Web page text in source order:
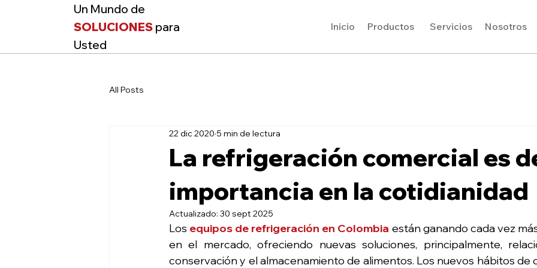
Un Mundo de
SOLUCIONES para
Usted
Inicio Productos Servicios Nosotros
All Posts
La refrigeración comercial es
importancia en la cotidianidad
22 dic 2020 5 min de lectura
Actualizado: 30 sept 2025
Los equipos de refrigeración en Colombia están ganando cada vez
en el mercado, ofreciendo nuevas soluciones, principalmente,
conservación y el almacenamiento de alimentos. Los nuevos hábitos de